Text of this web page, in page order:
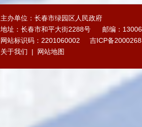
主办单位：长春市绿园区人民政府
地址：长春市和平大街2288号
邮编：
网站标识码：2201060002
吉ICP备
关于我们 | 网站地图